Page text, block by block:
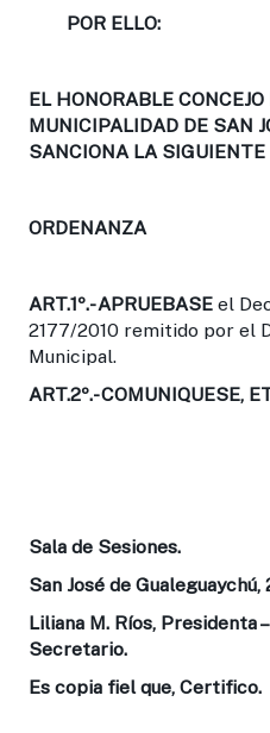
POR ELLO:
EL HONORABLE
MUNICIPALIDAD DE SAN
SANCIONA LA SIGUIENTE
ORDENANZA
ART.1º.-APRUEBASE el
2177/2010 remitido por el
Municipal.
ART.2º.- COMUNIQUESE,
Sala de Sesiones.
San José de
Liliana M. Ríos, Presidenta
Secretario.
Es copia fiel que, Certifico.